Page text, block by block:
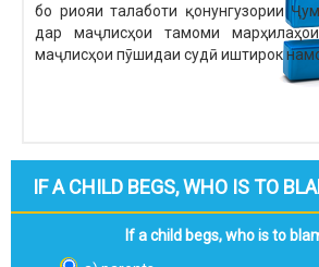
бо риояи талаботи қонунгузории
дар маҷлисҳои тамоми
маҷлисҳои пӯшидаи судӣ иштирок
IF A CHILD BEGS, WHO IS TO
If a child begs, who is to